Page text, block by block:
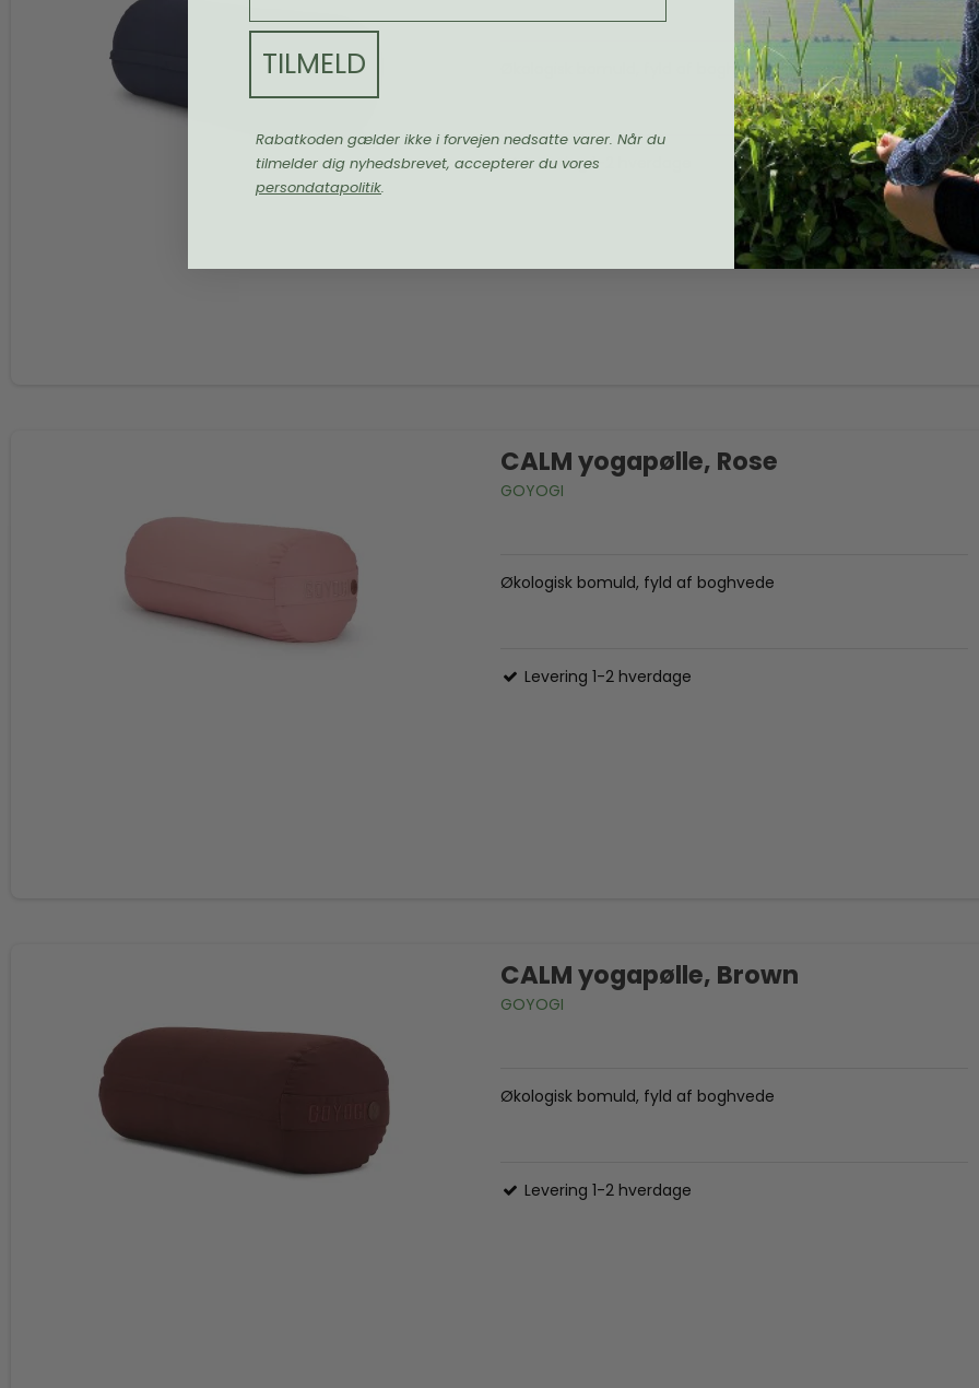
Økologisk bomuld, fyld af boghvede
Levering 1-2 hverdage
CALM yogapølle, Rose
GOYOGI
Økologisk bomuld, fyld af boghvede
Levering 1-2 hverdage
CALM yogapølle, Brown
GOYOGI
Økologisk bomuld, fyld af boghvede
Levering 1-2 hverdage
TILMELD
Rabatkoden gælder ikke i forvejen nedsatte varer. Når du
tilmelder dig nyhedsbrevet, accepterer du vores
persondatapolitik.